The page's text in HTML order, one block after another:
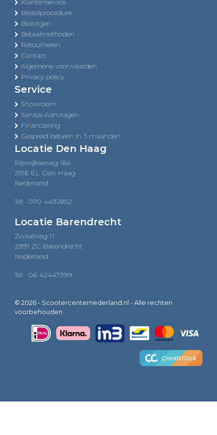
Bestelprocedure
Bezorgen
Betaalmethoden
Retourneren
Contact
Algemene voorwaarden
Privacy policy
Service
Showroom
Service Aanvragen
Financiering
Gespreid betalen in 3 maanden
Locatie Den Haag
Rijswijkseweg 184
2516 EL Den Haag
Nederland
Tel: 070 4492852
Locatie Barendrecht
Zwaalweg 11
2991 ZC Barendrecht
Nederland
Tel: 06 42447399
© 2026 - Scootercenternederland.nl - Alle rechten
voorbehouden